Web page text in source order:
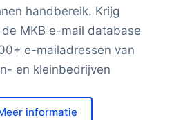
handbereik. Krijg
MKB e-mail database
e-mailadressen van
en kleinbedrijven
informatie